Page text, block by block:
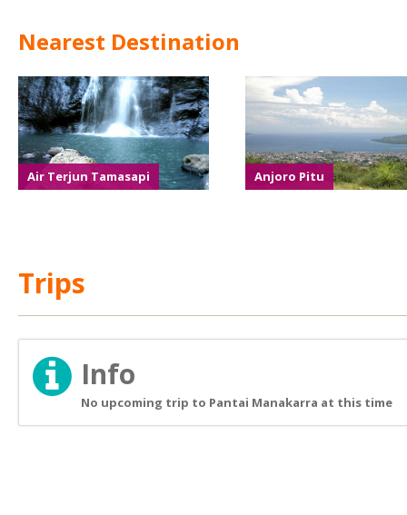
Nearest Destination
Air Terjun Tamasapi Anjoro Pitu
Trips
Info
No upcoming trip to Pantai Manakarra at this time